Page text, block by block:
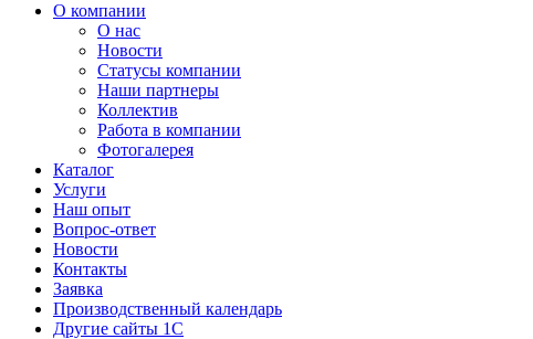
О компании
О нас
Новости
Cтатусы компании
Наши партнеры
Коллектив
Работа в компании
Фотогалерея
Каталог
Услуги
Наш опыт
Вопрос-ответ
Новости
Контакты
Заявка
Производственный календарь
Другие сайты 1С